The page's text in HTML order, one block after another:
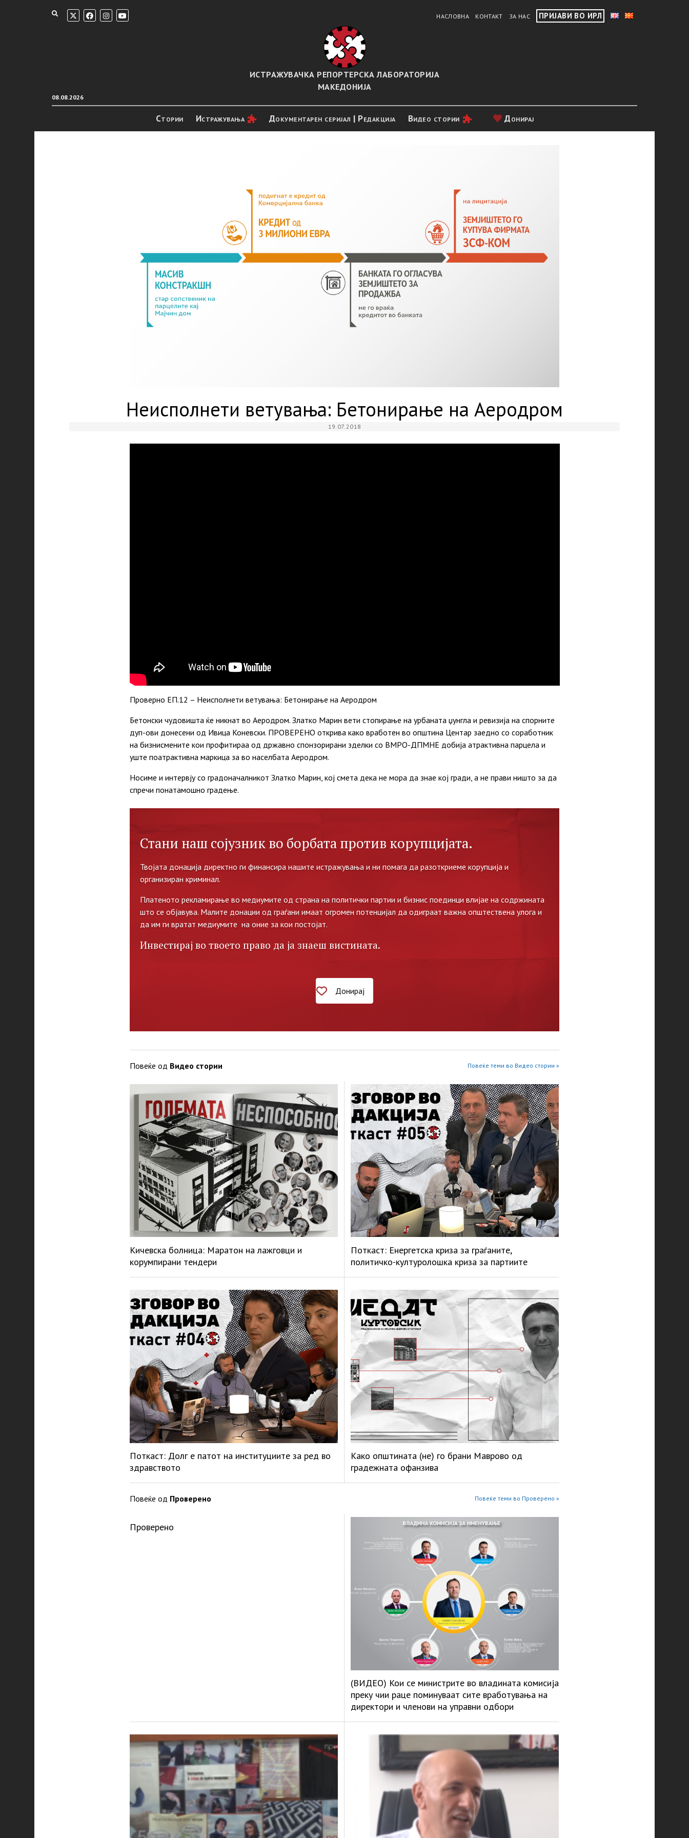
НАСЛОВНА КОНТАКТ ЗА НАС ПРИЈАВИ ВО ИРЛ
08.08.2026
ИСТРАЖУВАЧКА РЕПОРТЕРСКА ЛАБОРАТОРИЈА
МАКЕДОНИЈА
Стории Истражувањa Документарен серијал | Редакција Видео стории Донирај
Неисполнети ветувања: Бетонирање на Аеродром
19.07.2018
Проверно ЕП.12 – Неисполнети ветувања: Бетонирање на Аеродром
Бетонски чудовишта ќе никнат во Аеродром. Златко Марин вети стопирање на урбаната џунгла и ревизија на спорните
дуп-ови донесени од Ивица Коневски. ПРОВЕРЕНО открива како вработен во општина Центар заедно со соработник
на бизнисмените кои профитираа од државно спонзорирани зделки со ВМРО-ДПМНЕ добија атрактивна парцела и
уште поатрактивна маркица за во населбата Аеродром.
Носиме и интервју со градоначалникот Златко Марин, кој смета дека не мора да знае кој гради, а не прави ништо за да
спречи понатамошно градење.
Стани наш сојузник во борбата против корупцијата.
Твојата донација директно ги финансира нашите истражувања и ни помага да разоткриеме корупција и
организиран криминал.
Платеното рекламирање во медиумите од страна на политички партии и бизнис поединци влијае на содржината
што се објавува. Малите донации од граѓани имаат огромен потенцијал да одиграат важна општествена улога и
да им ги вратат медиумите на оние за кои постојат.
Инвестирај во твоето право да ја знаеш вистината.
Донирај
Повеќе од Видео стории Повеќе теми во Видео стории »
Кичевска болница: Маратон на лажговци и
корумпирани тендери
Поткаст: Енергетска криза за граѓаните,
политичко-културолошка криза за партиите
Поткаст: Долг е патот на институциите за ред во
здравството
Како општината (не) го брани Маврово од
градежната офанзива
Повеќе од Проверено Повеќе теми во Проверено »
Проверено
(ВИДЕО) Кои се министрите во владината комисија
преку чии раце поминуваат сите вработувања на
директори и членови на управни одбори